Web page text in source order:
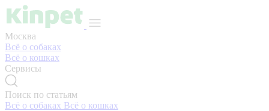
Москва
Всё о собаках
Всё о кошках
Сервисы
Поиск по статьям
Всё о собаках Всё о кошках